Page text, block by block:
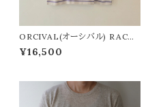
ORCIVAL(オーシバル) RACH
EL BOAT NECK
¥16,500